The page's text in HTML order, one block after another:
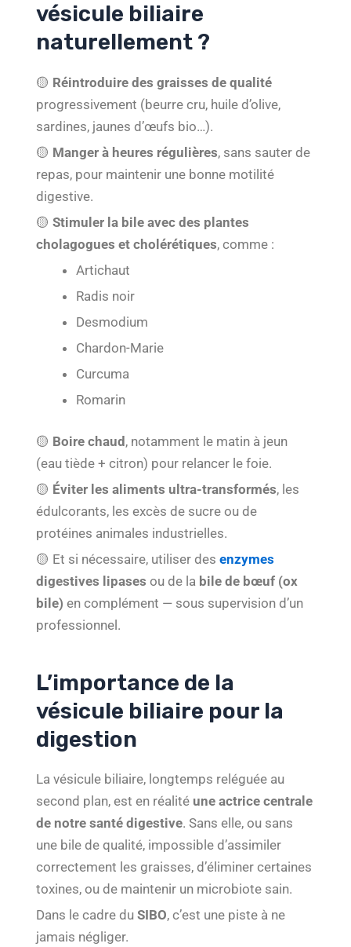
vésicule biliaire
naturellement ?
🟡 Réintroduire des graisses de qualité
progressivement (beurre cru, huile d’olive,
sardines, jaunes d’œufs bio…).
🟡 Manger à heures régulières, sans sauter de
repas, pour maintenir une bonne motilité
digestive.
🟡Stimuler la bile avec des plantes
cholagogues et cholérétiques, comme :
Artichaut
Radis noir
Desmodium
Chardon-Marie
Curcuma
Romarin
🟡 Boire chaud , notamment le matin à jeun
(eau tiède + citron) pour relancer le foie.
🟡 Éviter les aliments ultra-transformés, les
édulcorants, les excès de sucre ou de
protéines animales industrielles.
🟡 Et si nécessaire, utiliser desenzymes
digestives lipases ou de la bile de bœuf (ox
bile) en complément — sous supervision d’un
professionnel.
L’importance de la
vésicule biliaire pour la
digestion
La vésicule biliaire, longtemps reléguée au
second plan, est en réalité une actrice centrale
de notre santé digestive. Sans elle, ou sans
une bile de qualité, impossible d’assimiler
correctement les graisses, d’éliminer certaines
toxines, ou de maintenir un microbiote sain.
Dans le cadre duSIBO, c’est une piste à ne
jamais négliger.